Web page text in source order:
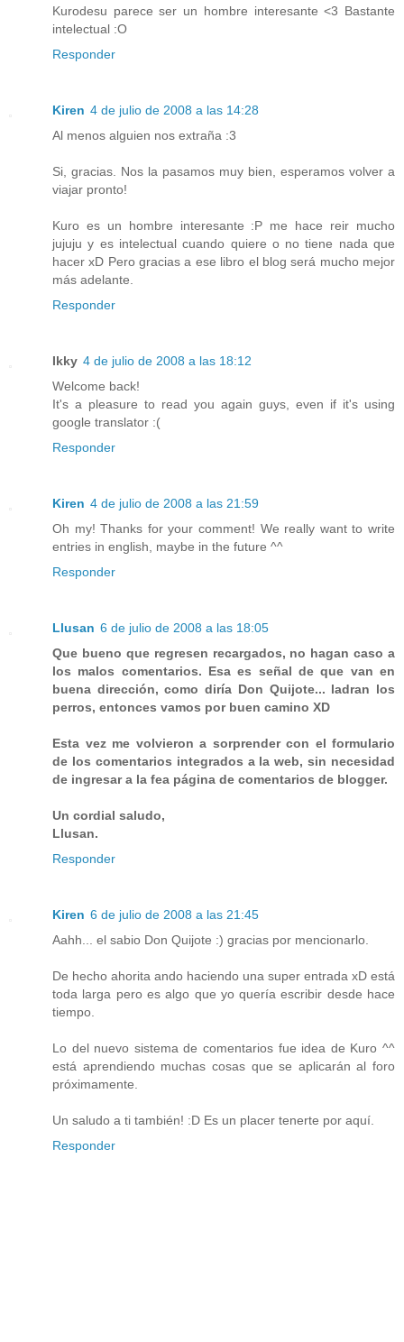
Kurodesu parece ser un hombre interesante <3 Bastante
intelectual :O
Responder
Kiren 4 de julio de 2008 a las 14:28
Al menos alguien nos extraña :3
Si, gracias. Nos la pasamos muy bien, esperamos volver a
viajar pronto!
Kuro es un hombre interesante :P me hace reir mucho
jujuju y es intelectual cuando quiere o no tiene nada que
hacer xD Pero gracias a ese libro el blog será mucho mejor
más adelante.
Responder
Ikky 4 de julio de 2008 a las 18:12
Welcome back!
It's a pleasure to read you again guys, even if it's using
google translator :(
Responder
Kiren 4 de julio de 2008 a las 21:59
Oh my! Thanks for your comment! We really want to write
entries in english, maybe in the future ^^
Responder
Llusan 6 de julio de 2008 a las 18:05
Que bueno que regresen recargados, no hagan caso a
los malos comentarios. Esa es señal de que van en
buena dirección, como diría Don Quijote... ladran los
perros, entonces vamos por buen camino XD
Esta vez me volvieron a sorprender con el formulario
de los comentarios integrados a la web, sin necesidad
de ingresar a la fea página de comentarios de blogger.
Un cordial saludo,
Llusan.
Responder
Kiren 6 de julio de 2008 a las 21:45
Aahh... el sabio Don Quijote :) gracias por mencionarlo.
De hecho ahorita ando haciendo una super entrada xD está
toda larga pero es algo que yo quería escribir desde hace
tiempo.
Lo del nuevo sistema de comentarios fue idea de Kuro ^^
está aprendiendo muchas cosas que se aplicarán al foro
próximamente.
Un saludo a ti también! :D Es un placer tenerte por aquí.
Responder